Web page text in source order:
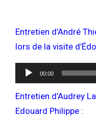
Entretien d’André
lors de la visite
Lecteur
audio
00:00
Entretien d’Audrey
Edouard Philippe :